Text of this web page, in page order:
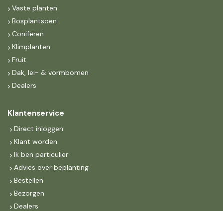
Vaste planten
Bosplantsoen
Coniferen
Klimplanten
Fruit
Dak, lei- & vormbomen
Dealers
Klantenservice
Direct inloggen
Klant worden
Ik ben particulier
Advies over beplanting
Bestellen
Bezorgen
Dealers